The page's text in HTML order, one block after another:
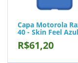
Capa Motorola
40 - Skin Feel Azul
R$61,20